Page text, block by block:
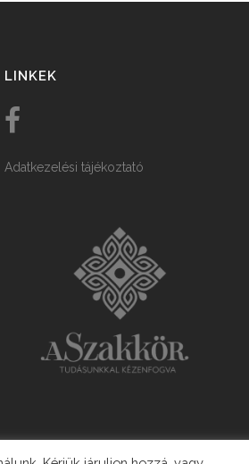
LINKEK
Adatkezelési tájékoztató